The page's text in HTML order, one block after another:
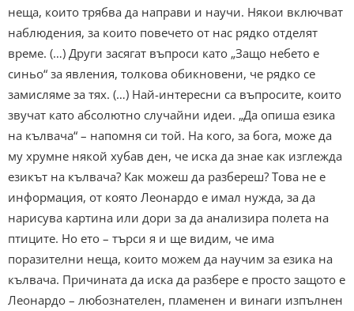
неща, които трябва да направи и научи. Някои включват
наблюдения, за които повечето от нас рядко отделят
време. (…) Други засягат въпроси като „Защо небето е
синьо“ за явления, толкова обикновени, че рядко се
замисляме за тях. (…) Най-интересни са въпросите, които
звучат като абсолютно случайни идеи. „Да опиша езика
на кълвача“ – напомня си той. На кого, за бога, може да
му хрумне някой хубав ден, че иска да знае как изглежда
езикът на кълвача? Как можеш да разбереш? Това не е
информация, от която Леонардо е имал нужда, за да
нарисува картина или дори за да анализира полета на
птиците. Но ето – търси я и ще видим, че има
поразителни неща, които можем да научим за езика на
кълвача. Причината да иска да разбере е просто защото е
Леонардо – любознателен, пламенен и винаги изпълнен